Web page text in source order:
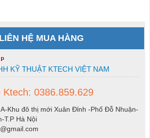
LIÊN HỆ MUA HÀNG
KỸ THUẬT KTECH VIỆT NAM
Ktech: 0386.859.629
Khu đô thị mới Xuân Đỉnh -Phố Đỗ Nhuận-
T.P Hà Nội